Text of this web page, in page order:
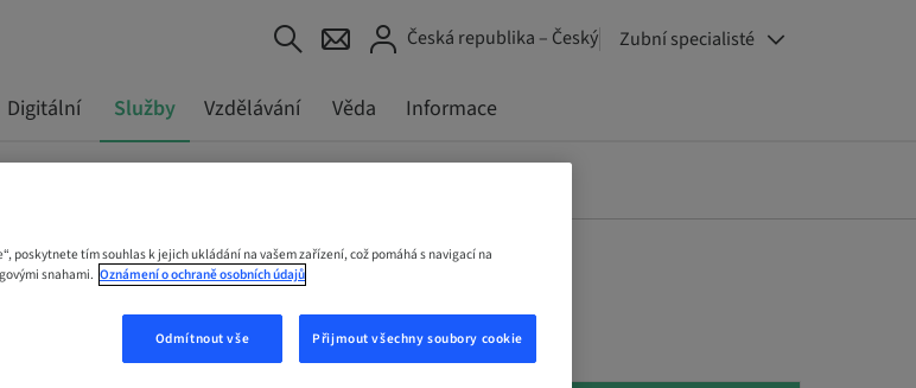
Česká republika – Český Zubní specialisté
Digitální Služby Vzdělávání Věda Informace
poskytnete tím souhlas k jejich ukládání na vašem zařízení, což pomáhá s navigací na
snahami. Oznámení o ochraně osobních údajů
Odmítnout vše Přijmout všechny soubory cookie